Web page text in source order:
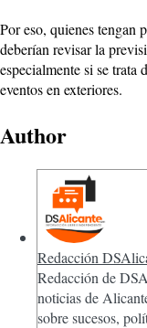
Por eso, quienes tengan
deberían revisar la
especialmente si se trata
eventos en exteriores.
Author
Redacción
Redacción de
noticias de
sobre sucesos,